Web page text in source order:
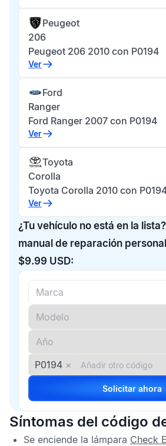
Peugeot
206
Peugeot 206 2010 con P0194
Ver
Ford
Ranger
Ford Ranger 2007 con P0194
Ver
Toyota
Corolla
Toyota Corolla 2010 con
Ver
¿Tu vehículo no está en la
manual de reparación
$9.99 USD:
P0194 ×
Solicitar ahora
Síntomas del código
Se enciende la lámpara Check